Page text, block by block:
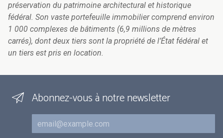
préservation du patrimoine architectural et historique
fédéral. Son vaste portefeuille immobilier comprend environ
1 000 complexes de bâtiments (6,9 millions de mètres
carrés), dont deux tiers sont la propriété de l’État fédéral et
un tiers est pris en location.
Abonnez-vous à notre newsletter
Courriel